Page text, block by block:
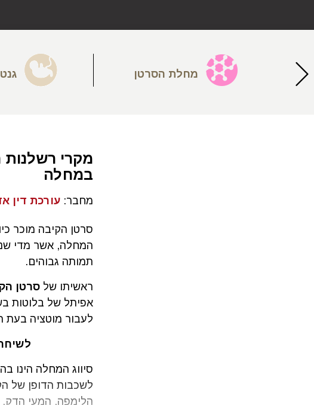
מחלת הסרטן
מקרי רשלנות
במחלה
מחבר: עורכת דין
סרטן הקיבה מוכר
תמותה גבוהים.
ראשיתו של סרטן
אפיתל של בלוטות
לעבור מוטציה בעת
סיווג המחלה